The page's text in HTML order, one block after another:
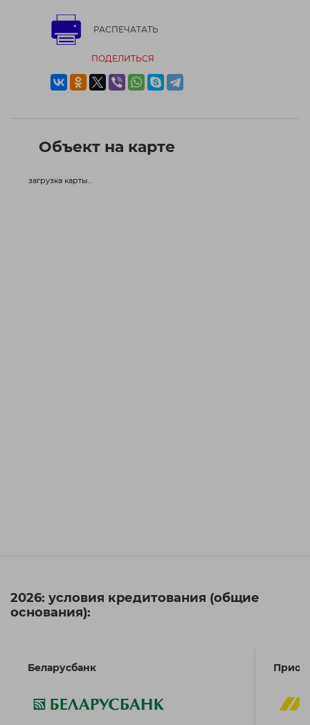
РАСПЕЧАТАТЬ
ПОДЕЛИТЬСЯ
Объект на карте
загрузка карты...
2026: условия кредитования (общие
основания):
Беларусбанк